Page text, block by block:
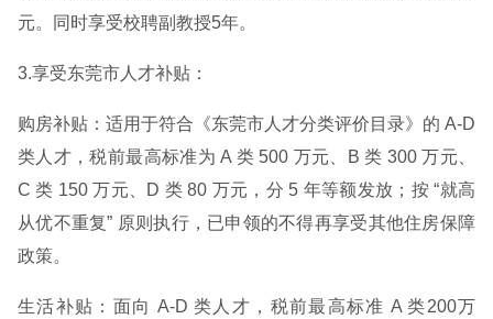
元。同时享受校聘副教授5年。
3.享受东莞市人才补贴：
购房补贴：适用于符合《东莞市人才分类评价目录》的 A-D
类人才，税前最高标准为 A 类 500 万元、B 类 300 万元、
C 类 150 万元、D 类 80 万元，分 5 年等额发放；按 “就高
从优不重复” 原则执行，已申领的不得再享受其他住房保障
政策。
生活补贴：面向 A-D 类人才，税前最高标准 A 类200万